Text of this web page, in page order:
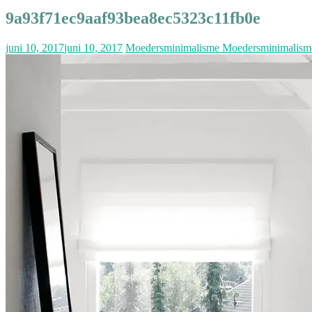
9a93f71ec9aaf93bea8ec5323c11fb0e
juni 10, 2017juni 10, 2017 Moedersminimalisme